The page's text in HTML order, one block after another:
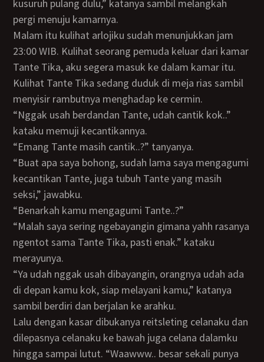
kusuruh pulang dulu,” katanya sambil melangkah
pergi menuju kamarnya.
Malam itu kulihat arlojiku sudah menunjukkan jam
23:00 WIB. Kulihat seorang pemuda keluar dari kamar
Tante Tika, aku segera masuk ke dalam kamar itu.
Kulihat Tante Tika sedang duduk di meja rias sambil
menyisir rambutnya menghadap ke cermin.
“Nggak usah berdandan Tante, udah cantik kok..”
kataku memuji kecantikannya.
“Emang Tante masih cantik..?” tanyanya.
“Buat apa saya bohong, sudah lama saya mengagumi
kecantikan Tante, juga tubuh Tante yang masih
seksi,” jawabku.
“Benarkah kamu mengagumi Tante..?”
“Malah saya sering ngebayangin gimana yahh rasanya
ngentot sama Tante Tika, pasti enak.” kataku
merayunya.
“Ya udah nggak usah dibayangin, orangnya udah ada
di depan kamu kok, siap melayani kamu,” katanya
sambil berdiri dan berjalan ke arahku.
Lalu dengan kasar dibukanya reitsleting celanaku dan
dilepasnya celanaku ke bawah juga celana dalamku
hingga sampai lutut. “Waawww.. besar sekali punya